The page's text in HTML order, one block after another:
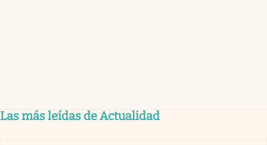
Las más leídas de Actualidad